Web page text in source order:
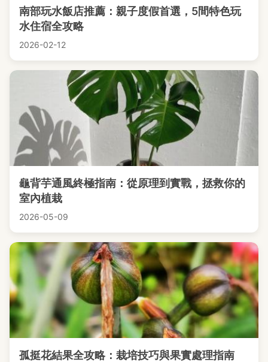
南部玩水飯店推薦：親子度假首選，5間特色玩
水住宿全攻略
2026-02-12
龜背芋通風終極指南：從原理到實戰，拯救你的
室內植栽
2026-05-09
孤挺花結果全攻略：栽培技巧與果實處理指南